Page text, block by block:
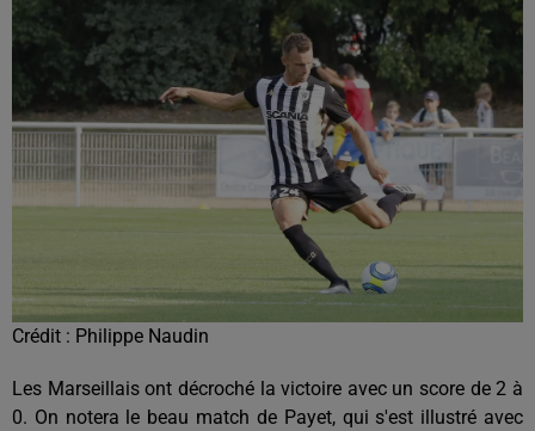
Crédit : Philippe Naudin
Les Marseillais ont décroché la victoire avec un score de 2 à
0. On notera le beau match de Payet, qui s'est illustré avec